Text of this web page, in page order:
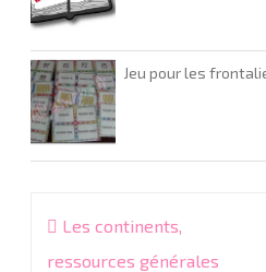
Jeu pour les
Navigation
de
Les continents,
ressources générales